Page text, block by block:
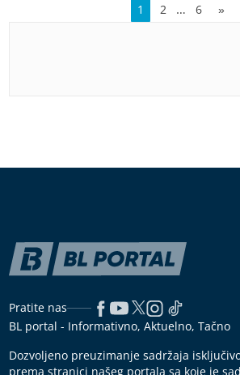
1 2 … 6 »
Pratite nas
BL portal - Informativno, Aktuelno, Tačno
Dozvoljeno preuzimanje sadržaja
prema stranici našeg portala sa koje je